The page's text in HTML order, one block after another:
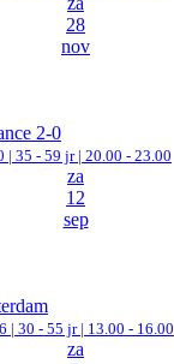
28
nov
2-0
| 35 - 59 jr | 20.00 - 23.00
za
12
sep
| 30 - 55 jr | 13.00 - 16.00
za